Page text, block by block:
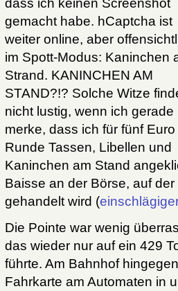
dass ich keinen Screenshot
gemacht habe. hCaptcha ist
weiter online, aber
im Spott-Modus: Kaninchen
Strand. KANINCHEN AM
STAND?!? Solche Witze
nicht lustig, wenn ich gerade
merke, dass ich für fünf Euro
Runde Tassen, Libellen und
Kaninchen am Stand
Baisse an der Börse, auf
gehandelt wird (
Die Pointe war wenig
das wieder nur auf ein 429
führte. Am Bahnhof
Fahrkarte am Automaten in